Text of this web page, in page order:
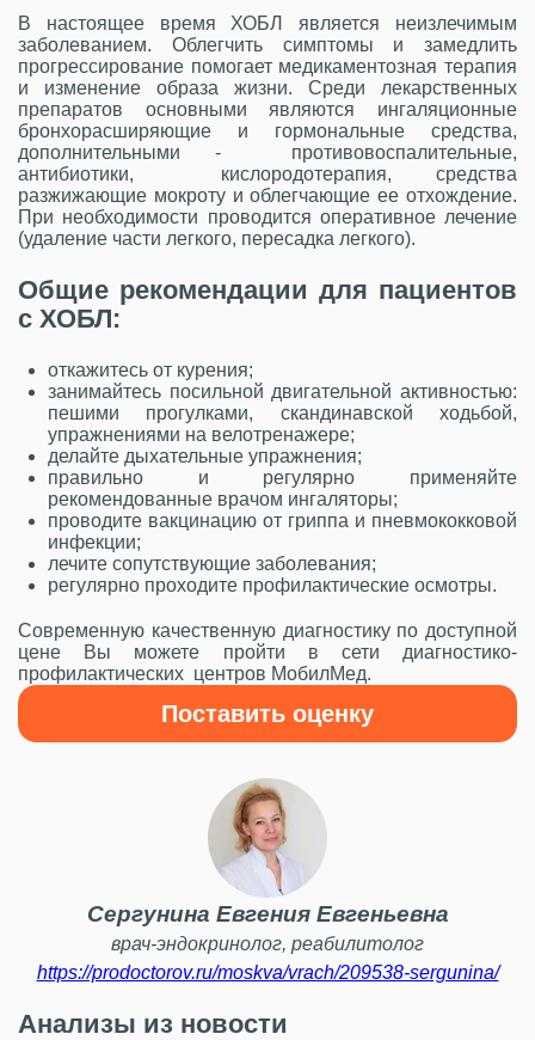
В настоящее время ХОБЛ является неизлечимым
заболеванием. Облегчить симптомы и замедлить
прогрессирование помогает медикаментозная терапия
и изменение образа жизни. Среди лекарственных
препаратов основными являются ингаляционные
бронхорасширяющие и гормональные средства,
дополнительными - противовоспалительные,
антибиотики, кислородотерапия, средства
разжижающие мокроту и облегчающие ее отхождение.
При необходимости проводится оперативное лечение
(удаление части легкого, пересадка легкого).
Общие рекомендации для пациентов
с ХОБЛ:
откажитесь от курения;
занимайтесь посильной двигательной активностью:
пешими прогулками, скандинавской ходьбой,
упражнениями на велотренажере;
делайте дыхательные упражнения;
правильно и регулярно применяйте
рекомендованные врачом ингаляторы;
проводите вакцинацию от гриппа и пневмококковой
инфекции;
лечите сопутствующие заболевания;
регулярно проходите профилактические осмотры.
Современную качественную диагностику по доступной
цене Вы можете пройти в сети диагностико-
профилактических центров МобилМед.
Поставить оценку
Сергунина Евгения Евгеньевна
врач-эндокринолог, реабилитолог
https://prodoctorov.ru/moskva/vrach/209538-sergunina/
Анализы из новости